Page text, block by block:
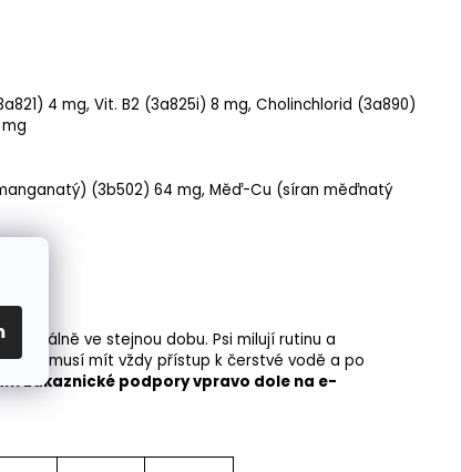
4 mg, Vit. B2 (3a825i) 8 mg, Cholinchlorid (3a890)
mg
(3b502) 64 mg, Měď-Cu (síran měďnatý
ideálně ve stejnou dobu. Psi milují rutinu a
Pes musí mít vždy přístup k čerstvé vodě a po
zákaznické podpory vpravo dole na e-